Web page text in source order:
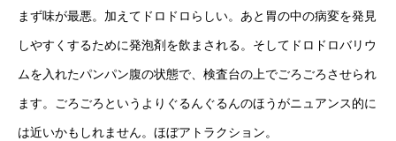
まず味が最悪。加えてドロドロらしい。あと胃の中の病変を発見
しやすくするために発泡剤を飲まされる。そしてドロドロバリウ
ムを入れたパンパン腹の状態で、検査台の上でごろごろさせられ
ます。ごろごろというよりぐるんぐるんのほうがニュアンス的に
は近いかもしれません。ほぼアトラクション。